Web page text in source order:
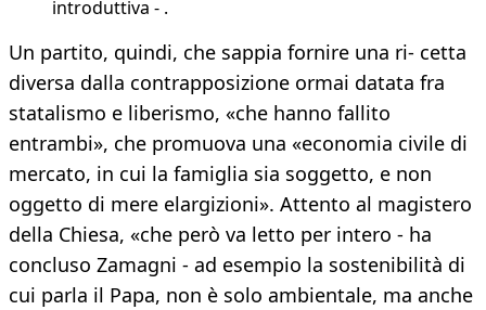
introduttiva - .
Un partito, quindi, che sappia fornire una ri- cetta
diversa dalla contrapposizione ormai datata fra
statalismo e liberismo, «che hanno fallito
entrambi», che promuova una «economia civile di
mercato, in cui la famiglia sia soggetto, e non
oggetto di mere elargizioni». Attento al magistero
della Chiesa, «che però va letto per intero - ha
concluso Zamagni - ad esempio la sostenibilità di
cui parla il Papa, non è solo ambientale, ma anche